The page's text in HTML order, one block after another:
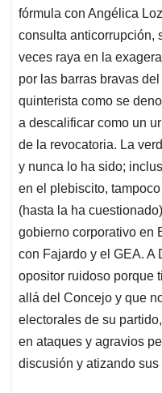
fórmula con Angélica
consulta anticorrupción,
veces raya en la
por las barras bravas
quinterista como se
a descalificar como un
de la revocatoria. La
y nunca lo ha sido;
en el plebiscito,
(hasta la ha
gobierno corporativo en
con Fajardo y el GEA. A
opositor ruidoso porque
allá del Concejo y que
electorales de su
en ataques y agravios
discusión y atizando